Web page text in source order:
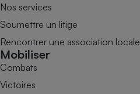
Nos services
Soumettre un litige
Rencontrer une association locale
Mobiliser
Combats
Victoires